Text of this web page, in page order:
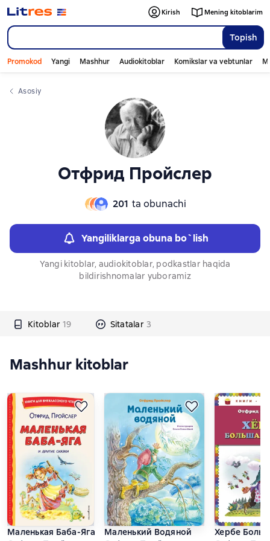
Topish
Kirish Mening kitoblarim
Promokod Yangi Mashhur Audiokitoblar Komikslar va vebtunlar
Asosiy
Отфрид Пройслер
201 ta obunachi
Yangiliklarga obuna bo`lish
Yangi kitoblar, audiokitoblar, podkastlar haqida
bildirishnomalar yuboramiz
Kitoblar 19 Sitatalar 3
Слайдер с книгами
Mashhur kitoblar
Маленькая Баба-Яга и другие сказки
Маленький Водяной
Хербе
Слайдер с книгами